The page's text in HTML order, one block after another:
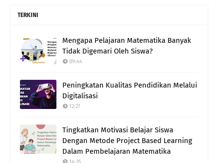
TERKINI
Mengapa Pelajaran Matematika Banyak
Tidak Digemari Oleh Siswa?
09:44
Peningkatan Kualitas Pendidikan Melalui
Digitalisasi
12:27
Tingkatkan Motivasi Belajar Siswa
Dengan Metode Project Based Learning
Dalam Pembelajaran Matematika
14:35